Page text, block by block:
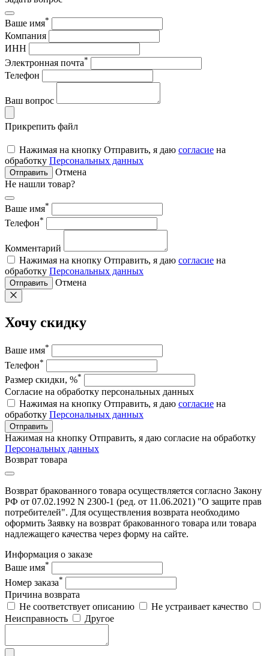
Ваше имя*
Компания
ИНН
Электронная почта*
Телефон
Ваш вопрос
Прикрепить файл
Нажимая на кнопку Отправить, я даю согласие на
обработку Персональных данных
Отправить
Отмена
Не нашли товар?
Ваше имя*
Телефон*
Комментарий
Нажимая на кнопку Отправить, я даю согласие на
обработку Персональных данных
Отправить Отмена
Хочу скидку
Ваше имя*
Телефон*
Размер скидки, %*
Согласие на обработку персональных данных
Нажимая на кнопку Отправить, я даю согласие на
обработку Персональных данных
Отправить
Нажимая на кнопку Отправить, я даю согласие на обработку
Персональных данных
Возврат товара
Возврат бракованного товара осуществляется согласно Закону
РФ от 07.02.1992 N 2300-1 (ред. от 11.06.2021) "О защите прав
потребителей". Для осуществления возврата необходимо
оформить Заявку на возврат бракованного товара или товара
надлежащего качества через форму на сайте.
Информация о заказе
Ваше имя*
Номер заказа*
Причина возврата
Не соответствует описанию
Не устраивает качество
Неисправность
Другое